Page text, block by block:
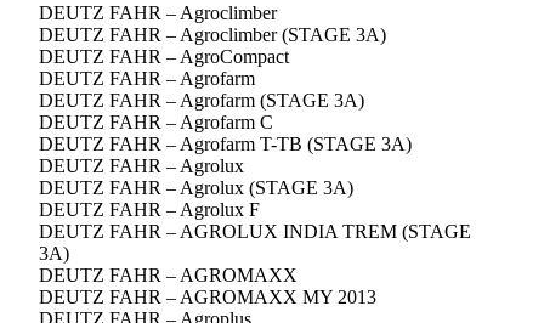
DEUTZ FAHR – Agroclimber
DEUTZ FAHR – Agroclimber (STAGE 3A)
DEUTZ FAHR – AgroCompact
DEUTZ FAHR – Agrofarm
DEUTZ FAHR – Agrofarm (STAGE 3A)
DEUTZ FAHR – Agrofarm C
DEUTZ FAHR – Agrofarm T-TB (STAGE 3A)
DEUTZ FAHR – Agrolux
DEUTZ FAHR – Agrolux (STAGE 3A)
DEUTZ FAHR – Agrolux F
DEUTZ FAHR – AGROLUX INDIA TREM (STAGE
3A)
DEUTZ FAHR – AGROMAXX
DEUTZ FAHR – AGROMAXX MY 2013
DEUTZ FAHR – Agroplus